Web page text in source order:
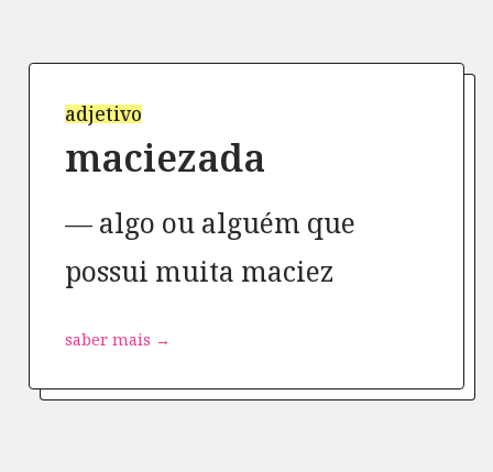
adjetivo
maciezada
algo ou alguém que
possui muita maciez
saber mais →